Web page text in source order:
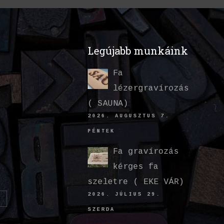
Legújabb munkáink
Fa
lézergravírozás
( SAUNA)
2026. AUGUSZTUS 7.
PÉNTEK
Fa gravírozás
kérges fa
szeletre ( EKE VÁR)
2026. JÚLIUS 29.
SZERDA